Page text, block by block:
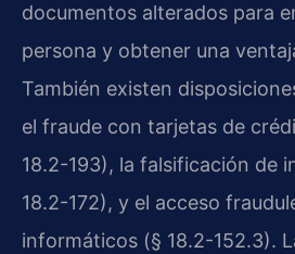
documentos alterados para
persona y obtener una
También existen
el fraude con tarjetas de
18.2-193), la falsificación de
18.2-172), y el acceso
informáticos (§ 18.2-152.3).